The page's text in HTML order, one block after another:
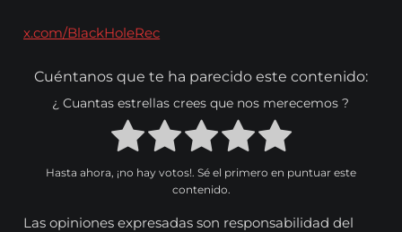
x.com/BlackHoleRec
Cuéntanos que te ha parecido este contenido:
¿ Cuantas estrellas crees que nos merecemos ?
Hasta ahora, ¡no hay votos!. Sé el primero en puntuar este
contenido.
Las opiniones expresadas son responsabilidad del